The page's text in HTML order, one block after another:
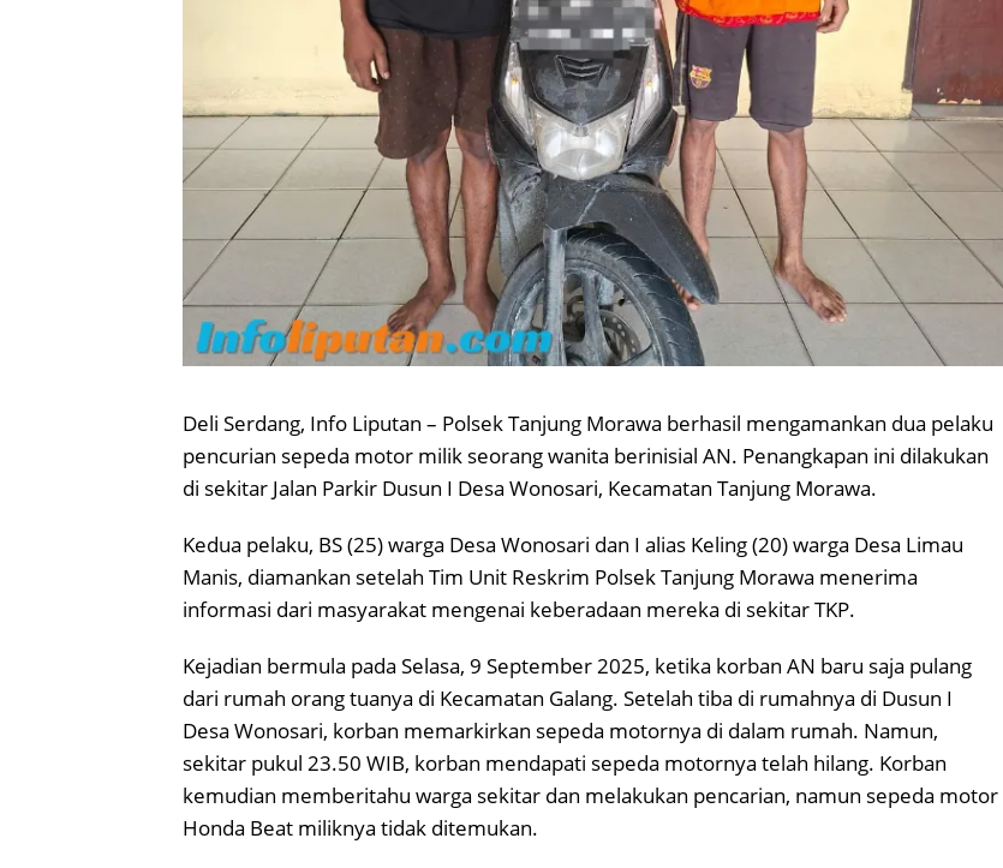
Deli Serdang, Info Liputan – Polsek Tanjung Morawa berhasil mengamankan dua pelaku
pencurian sepeda motor milik seorang wanita berinisial AN. Penangkapan ini dilakukan
di sekitar Jalan Parkir Dusun I Desa Wonosari, Kecamatan Tanjung Morawa.
Kedua pelaku, BS (25) warga Desa Wonosari dan I alias Keling (20) warga Desa Limau
Manis, diamankan setelah Tim Unit Reskrim Polsek Tanjung Morawa menerima
informasi dari masyarakat mengenai keberadaan mereka di sekitar TKP.
Kejadian bermula pada Selasa, 9 September 2025, ketika korban AN baru saja pulang
dari rumah orang tuanya di Kecamatan Galang. Setelah tiba di rumahnya di Dusun I
Desa Wonosari, korban memarkirkan sepeda motornya di dalam rumah. Namun,
sekitar pukul 23.50 WIB, korban mendapati sepeda motornya telah hilang. Korban
kemudian memberitahu warga sekitar dan melakukan pencarian, namun sepeda motor
Honda Beat miliknya tidak ditemukan.